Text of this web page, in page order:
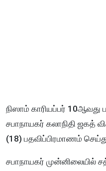
நிஸாம் காரியப்பர் 10ஆவது
சபாநாயகர் கலாநிதி ஜகத்
(18) பதவிப்பிரமாணம்
சபாநாயகர் முன்னிலையில்